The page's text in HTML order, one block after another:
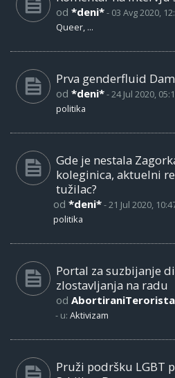
od *deni*- 03 Avg 2020,
Queer, ...
Prva genderfluid
od *deni*-24 Jul 2020,
politika
Gde je nestala
koleginica, aktuelni
tužilac?
od *deni*-21 Jul 2020,
politika
Portal za suzbijanje
zlostavljanja na radu
od AbortiraniTerorista
- u: Aktivizam
Pruži podršku LGBT